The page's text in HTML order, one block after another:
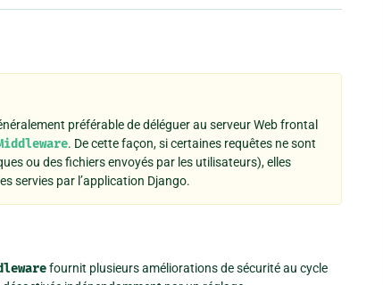
préférable de déléguer au serveur Web frontal
. De cette façon, si certaines requêtes ne sont
ou des fichiers envoyés par les utilisateurs), elles
servies par l’application Django.
fournit plusieurs améliorations de sécurité au cycle